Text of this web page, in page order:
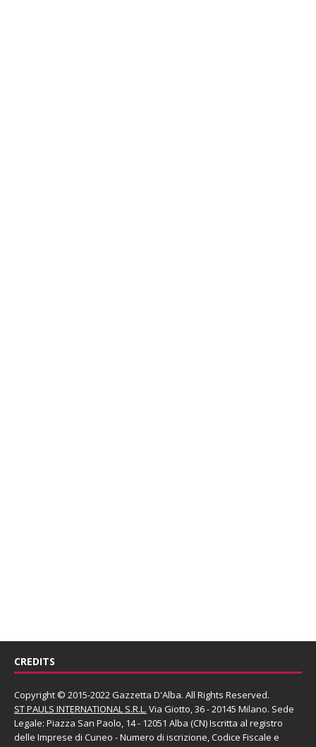
CREDITS
Copyright © 2015-2022 Gazzetta D'Alba. All Rights Reserved.
ST PAULS INTERNATIONAL S.R.L. Via Giotto, 36 - 20145 Milano. Sede
Legale: Piazza San Paolo, 14 - 12051 Alba (CN) Iscritta al registro
delle Imprese di Cuneo - Numero di iscrizione, Codice Fiscale e